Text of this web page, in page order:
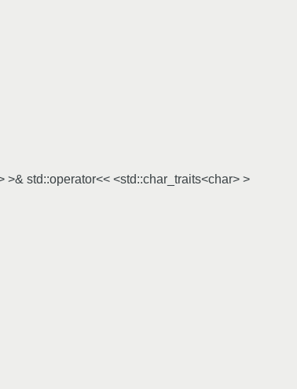
std::operator<< <std::char_traits<char> >